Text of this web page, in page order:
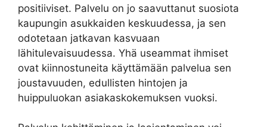
positiiviset. Palvelu on jo saavuttanut suosiota
kaupungin asukkaiden keskuudessa, ja sen
odotetaan jatkavan kasvuaan
lähitulevaisuudessa. Yhä useammat ihmiset
ovat kiinnostuneita käyttämään palvelua sen
joustavuuden, edullisten hintojen ja
huippuluokan asiakaskokemuksen vuoksi.